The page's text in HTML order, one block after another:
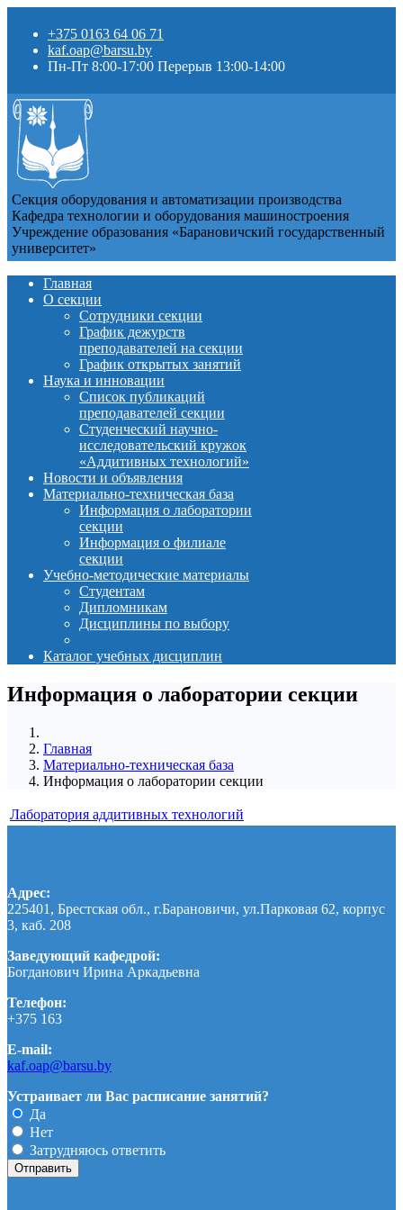
+375 0163 64 06 71
kaf.oap@barsu.by
Пн-Пт 8:00-17:00 Перерыв 13:00-14:00
Секция оборудования и автоматизации производства
Кафедра технологии и оборудования машиностроения
Учреждение образования «Барановичский государственный
университет»
Главная
О секции
Сотрудники секции
График дежурств
преподавателей на секции
График открытых занятий
Наука и инновации
Список публикаций
преподавателей секции
Студенческий научно-
исследовательский кружок
«Аддитивных технологий»
Новости и объявления
Материально-техническая база
Информация о лаборатории
секции
Информация о филиале
секции
Учебно-методические материалы
Студентам
Дипломникам
Дисциплины по выбору
Каталог учебных дисциплин
Информация о лаборатории секции
Главная
Материально-техническая база
Информация о лаборатории секции
Лаборатория аддитивных технологий
Адрес:
225401, Брестская обл., г.Барановичи, ул.Парковая 62, корпус
3, каб. 208
Заведующий кафедрой:
Богданович Ирина Аркадьевна
Телефон:
+375 163
E-mail:
kaf.oap@barsu.by
Устраивает ли Вас расписание занятий?
Да
Нет
Затрудняюсь ответить